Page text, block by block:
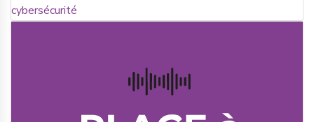
cybersécurité